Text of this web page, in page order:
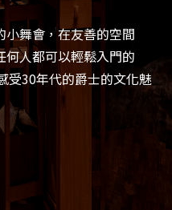
舞會，在友善的空間
人都可以輕鬆入門的
受30年代的爵士的文化魅